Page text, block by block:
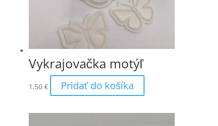
Vykrajovačka motýľ
1,50 € Pridať do košíka